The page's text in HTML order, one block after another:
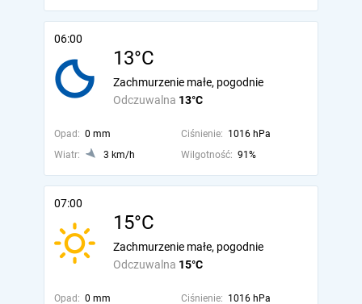
06:00
13°C
Odczuwalna 13°C
Zachmurzenie małe, pogodnie
Opad: 0 mm Ciśnienie: 1016 hPa
Wiatr:
3 km/h Wilgotność: 91%
07:00
15°C
Odczuwalna 15°C
Zachmurzenie małe, pogodnie
Opad: 0 mm Ciśnienie: 1016 hPa